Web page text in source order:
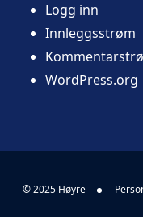
Logg inn
Innleggsstrøm
WordPress.org
© 2025 Høyre